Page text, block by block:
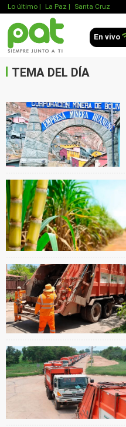
Lo último | La Paz | Santa Cruz
En vivo
TEMA DEL DÍA
.